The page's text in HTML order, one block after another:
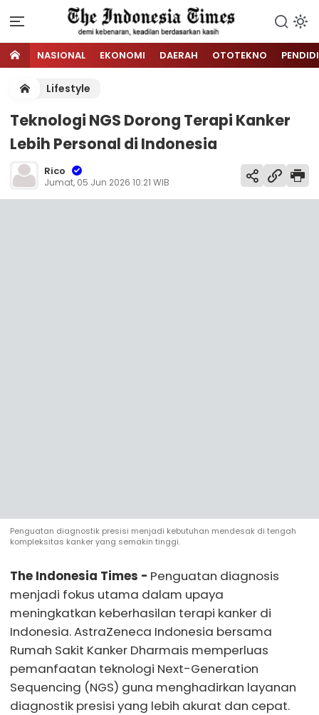
NASIONAL EKONOMI DAERAH OTOTEKNO
Lifestyle
Teknologi NGS Dorong Terapi Kanker
Lebih Personal di Indonesia
Rico
Jumat, 05 Jun 2026 10:21 WIB
Penguatan diagnostik presisi menjadi kebutuhan mendesak di tengah
kompleksitas kanker yang semakin tinggi.
The Indonesia Times - Penguatan diagnosis
menjadi fokus utama dalam upaya
meningkatkan keberhasilan terapi kanker di
Indonesia. AstraZeneca Indonesia bersama
Rumah Sakit Kanker Dharmais memperluas
pemanfaatan teknologi Next-Generation
Sequencing (NGS) guna menghadirkan layanan
diagnostik presisi yang lebih akurat dan cepat.